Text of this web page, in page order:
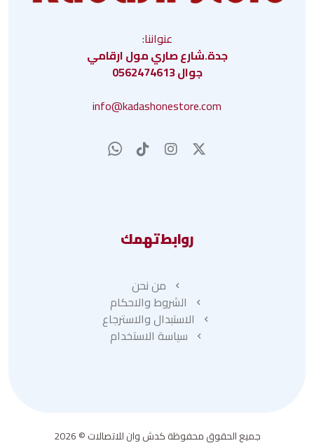
عنواننا:
جدة.شارع صاري مول ارقامي
جوال 0562474613
info@kadashonestore.com
روابط تهمك
من نحن
الشروط والاحكام
الاستبدال والاسترجاع
سياسة الاستخدام
جميع الحقوق محفوظة كدش وان للاتصالات © 2026